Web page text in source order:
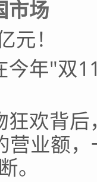
市场
！
今年"双
狂欢背
营业额
。